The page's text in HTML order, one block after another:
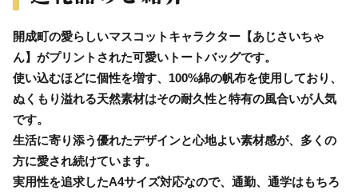
開成町の愛らしいマスコットキャラクター【あじさいちゃ
ん】がプリントされた可愛いトートバッグです。
使い込むほどに個性を増す、100%綿の帆布を使用しており、
ぬくもり溢れる天然素材はその耐久性と特有の風合いが人気
です。
生活に寄り添う優れたデザインと心地よい素材感が、多くの
方に愛され続けています。
実用性を追求したA4サイズ対応なので、通勤、通学はもちろ